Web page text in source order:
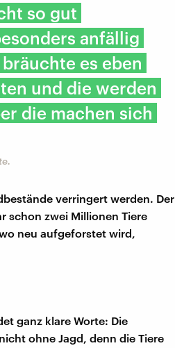
so gut
anfällig
es eben
und die werden
die machen sich
verringert werden. Der
schon zwei Millionen Tiere
neu aufgeforstet wird,
ganz klare Worte: Die
ohne Jagd, denn die Tiere